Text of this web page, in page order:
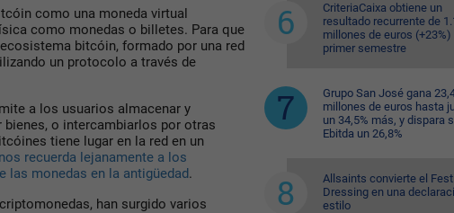
como una moneda virtual
como monedas o billetes. Para que
bitcóin, formado por una red
un protocolo a través de
a los usuarios almacenar y
o intercambiarlos por otras
tiene lugar en la red en un
nos recuerda lejanamente a los
las monedas en la antigüedad.
han surgido varios
CriteriaCaixa obtiene un
resultado recurrente de
millones de euros (+23%)
primer semestre
Grupo San José gana
millones de euros hasta
un 34,5% más, y dispara
Ebitda un 26,8%
Allsaints convierte el
Dressing en una
estilo